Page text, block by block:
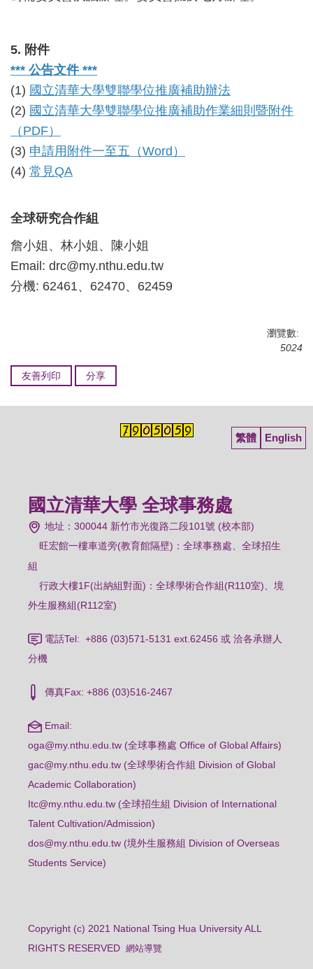
5. 附件
*** 公告文件 ***
(1) 國立清華大學雙聯學位推廣補助辦法
(2) 國立清華大學雙聯學位推廣補助作業細則暨附件
（PDF）
(3) 申請用附件一至五（Word）
(4) 常見QA
全球研究合作組
詹小姐、林小姐、陳小姐
Email: drc@my.nthu.edu.tw
分機: 62461、62470、62459
瀏覽數:
5024
友善列印 分享
繁體 English
國立清華大學 全球事務處
地址：300044 新竹市光復路二段101號 (校本部)
旺宏館一樓車道旁(教育館隔壁)：全球事務處、全球招生
組
行政大樓1F(出納組對面)：全球學術合作組(R110室)、境
外生服務組(R112室)
電話Tel: +886 (03)571-5131 ext.62456 或 洽各承辦人
分機
傳真Fax: +886 (03)516-2467
Email:
oga@my.nthu.edu.tw (全球事務處 Office of Global Affairs)
gac@my.nthu.edu.tw (全球學術合作組 Division of Global
Academic Collaboration)
Itc@my.nthu.edu.tw (全球招生組 Division of International
Talent Cultivation/Admission)
dos@my.nthu.edu.tw (境外生服務組 Division of Overseas
Students Service)
Copyright (c) 2021 National Tsing Hua University ALL
RIGHTS RESERVED網站導覽